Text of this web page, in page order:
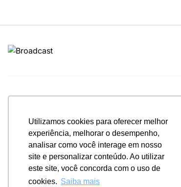
Utilizamos cookies para oferecer melhor
experiência, melhorar o desempenho,
analisar como você interage em nosso
site e personalizar conteúdo. Ao utilizar
este site, você concorda com o uso de
cookies. Saiba mais
Notícias
Termos de uso
Política de privacidade
Contrato Máster Terminal
Releases Broadcast